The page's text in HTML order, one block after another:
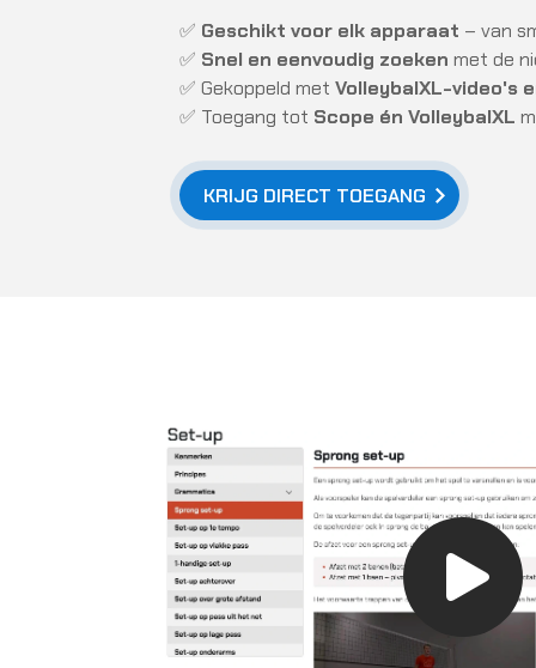
✅ Geschikt voor elk apparaat – van
✅ Snel en eenvoudig zoeken met de
✅ Gekoppeld met VolleybalXL-video's
✅ Toegang tot Scope én VolleybalXL
KRIJG DIRECT TOEGANG